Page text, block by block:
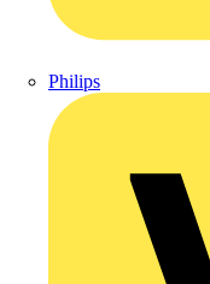
Philips